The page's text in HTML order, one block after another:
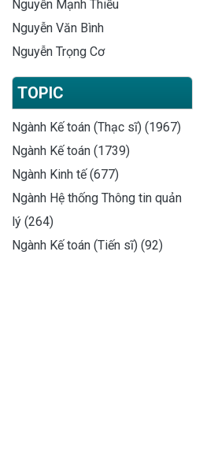
Nguyễn Mạnh Thiều
Nguyễn Văn Bình
Nguyễn Trọng Cơ
TOPIC
Ngành Kế toán (Thạc sĩ) (1967)
Ngành Kế toán (1739)
Ngành Kinh tế (677)
Ngành Hệ thống Thông tin quản
lý (264)
Ngành Kế toán (Tiến sĩ) (92)